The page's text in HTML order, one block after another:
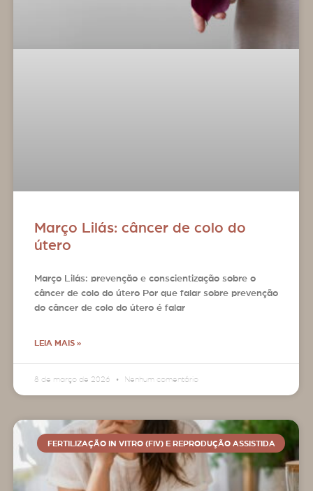
Março Lilás: câncer de colo do
útero
Março Lilás: prevenção e conscientização sobre o
câncer de colo do útero Por que falar sobre prevenção
do câncer de colo do útero é falar
LEIA MAIS »
8 de março de 2026 Nenhum comentário
FERTILIZAÇÃO IN VITRO (FIV) E REPRODUÇÃO ASSISTIDA